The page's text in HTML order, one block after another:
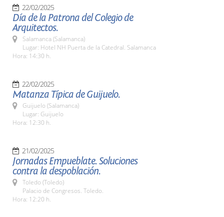
22/02/2025
Día de la Patrona del Colegio de
Arquitectos.
Salamanca (Salamanca)
Lugar: Hotel NH Puerta de la Catedral. Salamanca
Hora: 14:30 h.
22/02/2025
Matanza Típica de Guijuelo.
Guijuelo (Salamanca)
Lugar: Guijuelo
Hora: 12:30 h.
21/02/2025
Jornadas Empueblate. Soluciones
contra la despoblación.
Toledo (Toledo)
Palacio de Congresos. Toledo.
Hora: 12:20 h.